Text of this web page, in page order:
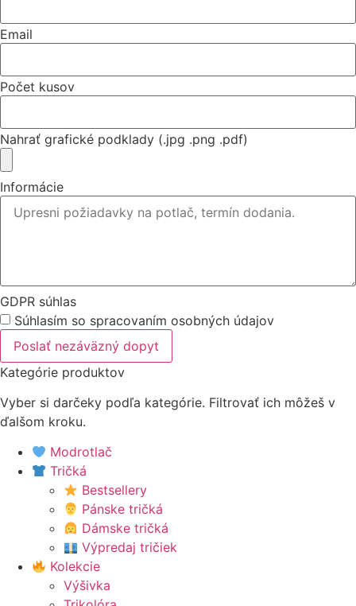
Email
Počet kusov
Nahrať grafické podklady (.jpg .png .pdf)
Informácie
GDPR súhlas
Súhlasím so spracovaním osobných údajov
Poslať nezáväzný dopyt
Kategórie produktov
Vyber si darčeky podľa kategórie. Filtrovať ich môžeš v
ďalšom kroku.
Modrotlač
Tričká
Bestsellery
Pánske tričká
Dámske tričká
Výpredaj tričiek
Kolekcie
Výšivka